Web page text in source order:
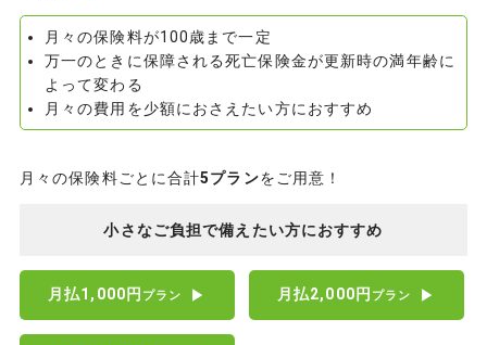
月々の保険料が100歳まで一定
万一のときに保障される死亡保険金が更新時の満年齢に
よって変わる
月々の費用を少額におさえたい方におすすめ
月々の保険料ごとに合計5プランをご用意！
小さなご負担で備えたい方におすすめ
月払1,000円 プラン ▶︎ 月払2,000円 プラン ▶︎